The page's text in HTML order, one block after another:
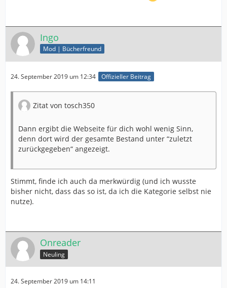
Ingo
Mod | Bücherfreund
24. September 2019 um 12:34 Offizieller Beitrag
Zitat von tosch350
Dann ergibt die Webseite für dich wohl wenig Sinn,
denn dort wird der gesamte Bestand unter “zuletzt
zurückgegeben“ angezeigt.
Stimmt, finde ich auch da merkwürdig (und ich wusste
bisher nicht, dass das so ist, da ich die Kategorie selbst nie
nutze).
Onreader
Neuling
24. September 2019 um 14:11